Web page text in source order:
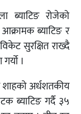
ब्याटिङ रोजेको
ब्याटिङ र
सुरक्षित राख्दै
।
अर्धशतकीय
ब्याटिङ गर्दै ३५